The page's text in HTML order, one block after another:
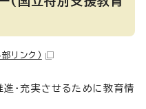
部リンク）
・充実させるために教育情